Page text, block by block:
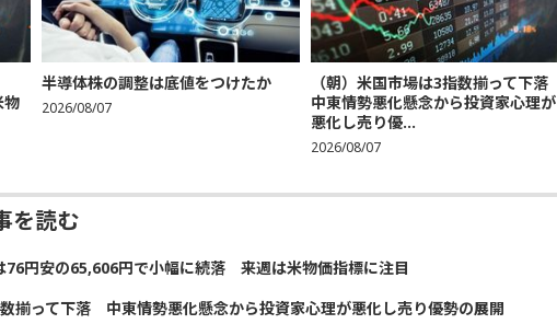
半導体株の調整は底値をつけたか
2026/08/07
（朝）米国市場は3指数揃って下落
中東情勢悪化懸念から投資家心理が
悪化し売り優...
2026/08/07
を読む
76円安の65,606円で小幅に続落 来週は米物価指標に注目
数揃って下落 中東情勢悪化懸念から投資家心理が悪化し売り優勢の展開